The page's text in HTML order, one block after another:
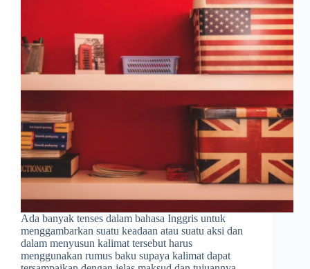
Ada banyak tenses dalam bahasa Inggris untuk
menggambarkan suatu keadaan atau suatu aksi dan
dalam menyusun kalimat tersebut harus
menggunakan rumus baku supaya kalimat dapat